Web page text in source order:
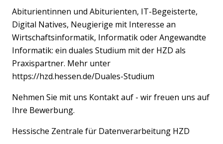
Abiturientinnen und Abiturienten, IT-Begeisterte,
Digital Natives, Neugierige mit Interesse an
Wirtschaftsinformatik, Informatik oder Angewandte
Informatik: ein duales Studium mit der HZD als
Praxispartner. Mehr unter
https://hzd.hessen.de/Duales-Studium
Nehmen Sie mit uns Kontakt auf - wir freuen uns auf
Ihre Bewerbung.
Hessische Zentrale für Datenverarbeitung HZD